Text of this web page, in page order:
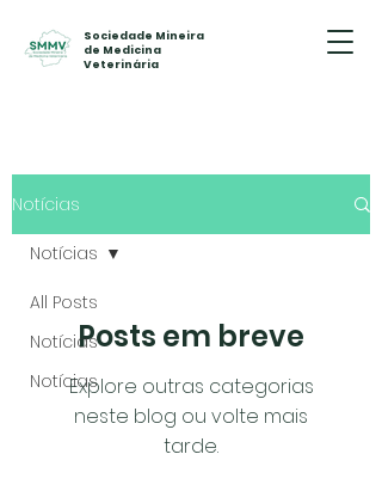
Sociedade Mineira
de Medicina
Veterinária
Notícias
All Posts
Notícias
Notícias
Notícias
Posts em breve
Explore outras categorias
neste blog ou volte mais
tarde.